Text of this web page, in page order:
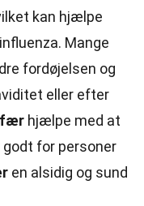
kan hjælpe
Mange
fordøjelsen og
eller efter
hjælpe med at
godt for personer
en alsidig og sund